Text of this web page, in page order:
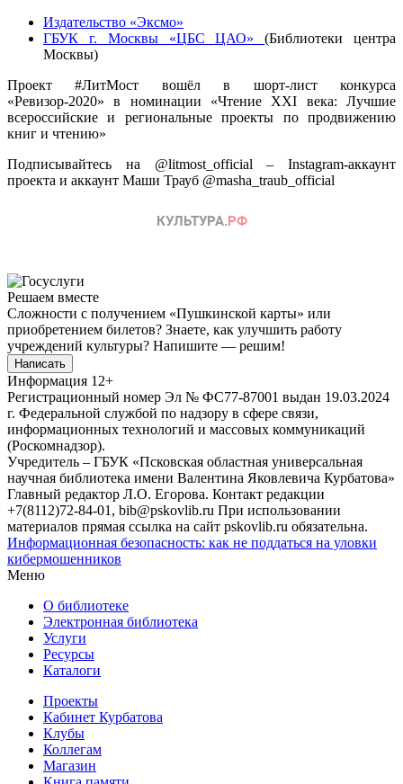
Издательство «Эксмо»
ГБУК г. Москвы «ЦБС ЦАО»(Библиотеки центра
Москвы)
Проект #ЛитМост вошёл в шорт-лист конкурса
«Ревизор-2020» в номинации «Чтение XXI века: Лучшие
всероссийские и региональные проекты по продвижению
книг и чтению»
Подписывайтесь на @litmost_official – Instagram-аккаунт
проекта и аккаунт Маши Трауб @masha_traub_official
Решаем вместе
Сложности с получением «Пушкинской карты» или
приобретением билетов? Знаете, как улучшить работу
учреждений культуры? Напишите — решим!
Написать
Информация 12+
Регистрационный номер Эл № ФС77-87001 выдан 19.03.2024
г. Федеральной службой по надзору в сфере связи,
информационных технологий и массовых коммуникаций
(Роскомнадзор).
Учредитель – ГБУК «Псковская областная универсальная
научная библиотека имени Валентина Яковлевича Курбатова»
Главный редактор Л.О. Егорова. Контакт редакции
+7(8112)72-84-01, bib@pskovlib.ru При использовании
материалов прямая ссылка на сайт pskovlib.ru обязательна.
Информационная безопасность: как не поддаться на уловки
кибермошенников
Меню
О библиотеке
Электронная библиотека
Услуги
Ресурсы
Каталоги
Проекты
Кабинет Курбатова
Клубы
Коллегам
Магазин